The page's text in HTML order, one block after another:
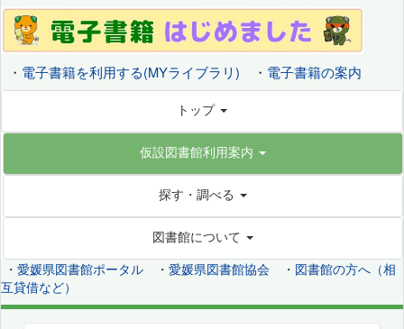
・ 電子書籍を利用する(MYライブラリ) ・ 電子書籍の案内
トップ
仮設図書館利用案内
探す・調べる
図書館について
・ 愛媛県図書館ポータル ・ 愛媛県図書館協会 ・ 図書館の方へ（相
互貸借など）